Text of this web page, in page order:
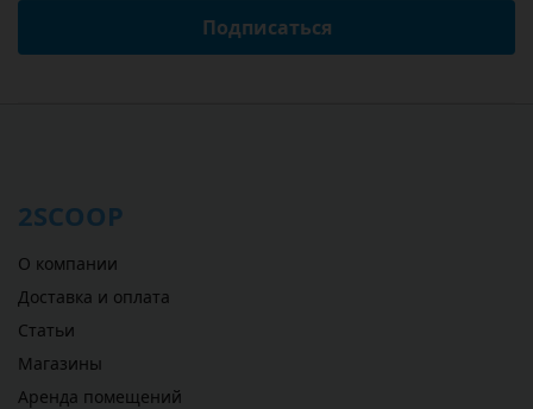
Подписаться
2SCOOP
О компании
Доставка и оплата
Статьи
Магазины
Аренда помещений